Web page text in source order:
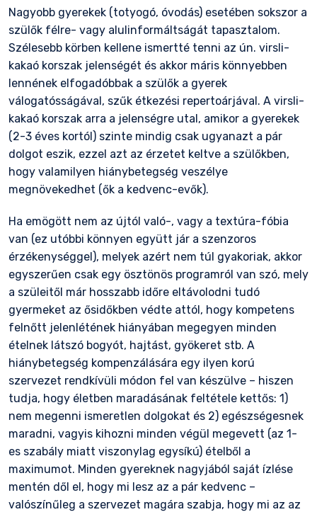
Nagyobb gyerekek (totyogó, óvodás) esetében sokszor a
szülők félre- vagy alulinformáltságát tapasztalom.
Szélesebb körben kellene ismertté tenni az ún. virsli-
kakaó korszak jelenségét és akkor máris könnyebben
lennének elfogadóbbak a szülők a gyerek
válogatósságával, szűk étkezési repertoárjával. A virsli-
kakaó korszak arra a jelenségre utal, amikor a gyerekek
(2-3 éves kortól) szinte mindig csak ugyanazt a pár
dolgot eszik, ezzel azt az érzetet keltve a szülőkben,
hogy valamilyen hiánybetegség veszélye
megnövekedhet (ők a kedvenc-evők).
Ha emögött nem az újtól való-, vagy a textúra-fóbia
van (ez utóbbi könnyen együtt jár a szenzoros
érzékenységgel), melyek azért nem túl gyakoriak, akkor
egyszerűen csak egy ösztönös programról van szó, mely
a szüleitől már hosszabb időre eltávolodni tudó
gyermeket az ősidőkben védte attól, hogy kompetens
felnőtt jelenlétének hiányában megegyen minden
ételnek látszó bogyót, hajtást, gyökeret stb. A
hiánybetegség kompenzálására egy ilyen korú
szervezet rendkívüli módon fel van készülve – hiszen
tudja, hogy életben maradásának feltétele kettős: 1)
nem megenni ismeretlen dolgokat és 2) egészségesnek
maradni, vagyis kihozni minden végül megevett (az 1-
es szabály miatt viszonylag egysíkú) ételből a
maximumot. Minden gyereknek nagyjából saját ízlése
mentén dől el, hogy mi lesz az a pár kedvenc –
valószínűleg a szervezet magára szabja, hogy mi az az